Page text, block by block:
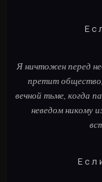
Е с
Я ничтожен перед
претит
вечной тьме, когда
неведом никому
Е с л